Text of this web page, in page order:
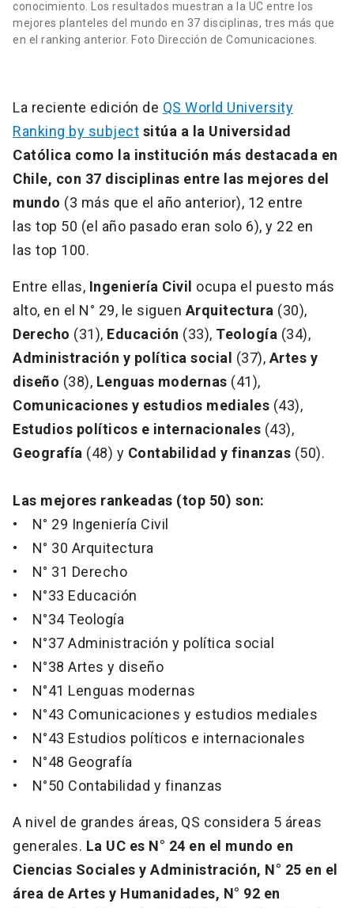
conocimiento. Los resultados muestran a la UC entre los
mejores planteles del mundo en 37 disciplinas, tres más que
en el ranking anterior. Foto Dirección de Comunicaciones.
La reciente edición de QS World University
Ranking by subject sitúa a la Universidad
Católica como la institución más destacada en
Chile, con 37 disciplinas entre las mejores del
mundo (3 más que el año anterior), 12 entre
las top 50 (el año pasado eran solo 6), y 22 en
las top 100.
Entre ellas, Ingeniería Civil ocupa el puesto más
alto, en el N° 29, le siguen Arquitectura (30),
Derecho (31), Educación (33), Teología (34),
Administración y política social (37), Artes y
diseño (38), Lenguas modernas (41),
Comunicaciones y estudios mediales (43),
Estudios políticos e internacionales (43),
Geografía (48) y Contabilidad y finanzas (50).
Las mejores rankeadas (top 50) son:
• N° 29 Ingeniería Civil
• N° 30 Arquitectura
• N° 31 Derecho
• N°33 Educación
• N°34 Teología
• N°37 Administración y política social
• N°38 Artes y diseño
• N°41 Lenguas modernas
• N°43 Comunicaciones y estudios mediales
• N°43 Estudios políticos e internacionales
• N°48 Geografía
• N°50 Contabilidad y finanzas
A nivel de grandes áreas, QS considera 5 áreas
generales. La UC es N° 24 en el mundo en
Ciencias Sociales y Administración, N° 25 en el
área de Artes y Humanidades, N° 92 en